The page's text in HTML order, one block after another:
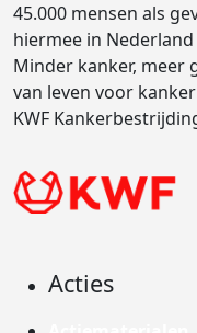
45.000 mensen als
hiermee in
Minder kanker, meer
van leven voor
KWF
Acties